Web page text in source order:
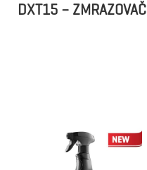
DXT15 – ZMRAZOVAČ